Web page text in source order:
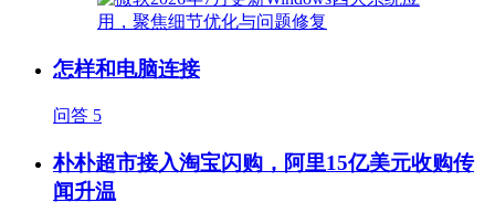
怎样和电脑连接
问答 5
朴朴超市接入淘宝闪购，阿里15亿美元收购传
闻升温